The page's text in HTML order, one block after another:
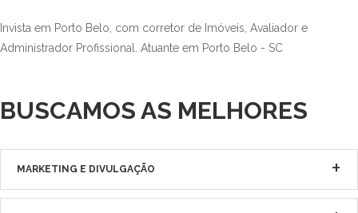
Invista em Porto Belo, com corretor de Imóveis, Avaliador e
Administrador Profissional. Atuante em Porto Belo - SC
BUSCAMOS AS MELHORES
MARKETING E DIVULGAÇÃO